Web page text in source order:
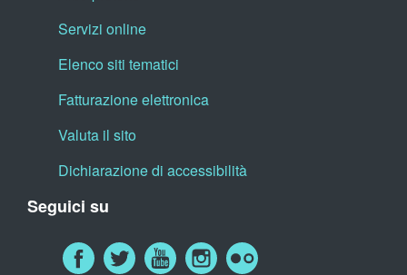
Servizi online
Elenco siti tematici
Fatturazione elettronica
Valuta il sito
Dichiarazione di accessibilità
Seguici su